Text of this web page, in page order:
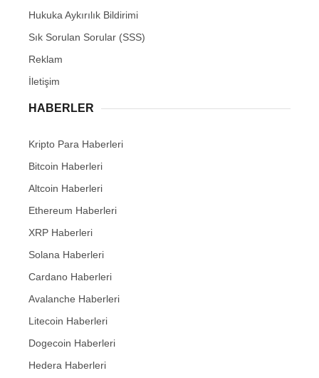
Hukuka Aykırılık Bildirimi
Sık Sorulan Sorular (SSS)
Reklam
İletişim
HABERLER
Kripto Para Haberleri
Bitcoin Haberleri
Altcoin Haberleri
Ethereum Haberleri
XRP Haberleri
Solana Haberleri
Cardano Haberleri
Avalanche Haberleri
Litecoin Haberleri
Dogecoin Haberleri
Hedera Haberleri